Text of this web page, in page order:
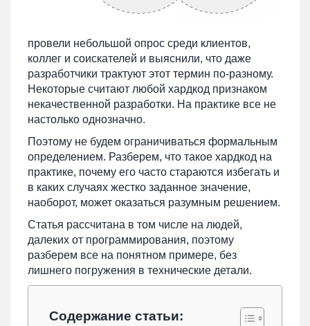
провели небольшой опрос среди клиентов,
коллег и соискателей и выяснили, что даже
разработчики трактуют этот термин по-разному.
Некоторые считают любой хардкод признаком
некачественной разработки. На практике все не
настолько однозначно.
Поэтому не будем ограничиваться формальным
определением. Разберем, что такое хардкод на
практике, почему его часто стараются избегать и
в каких случаях жестко заданное значение,
наоборот, может оказаться разумным решением.
Статья рассчитана в том числе на людей,
далеких от программирования, поэтому
разберем все на понятном примере, без
лишнего погружения в технические детали.
Содержание статьи: